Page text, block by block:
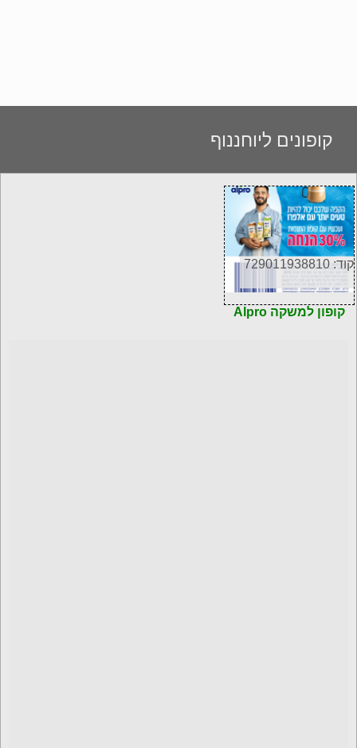
קופונים ליוחננוף
קוד: 729011938810
קופון למשקה Alpro